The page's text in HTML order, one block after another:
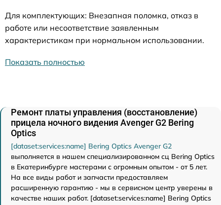
Для комплектующих: Внезапная поломка, отказ в
работе или несоответствие заявленным
характеристикам при нормальном использовании.
Показать полностью
Ремонт платы управления (восстановление)
прицела ночного видения Avenger G2 Bering
Optics
[dataset:services:name] Bering Optics Avenger G2
выполняется в нашем специализированном сц Bering Optics
в Екатеринбурге мастерами с огромным опытом - от 5 лет.
На все виды работ и запчасти предоставляем
расширенную гарантию - мы в сервисном центр уверены в
качестве наших работ. [dataset:services:name] Bering Optics